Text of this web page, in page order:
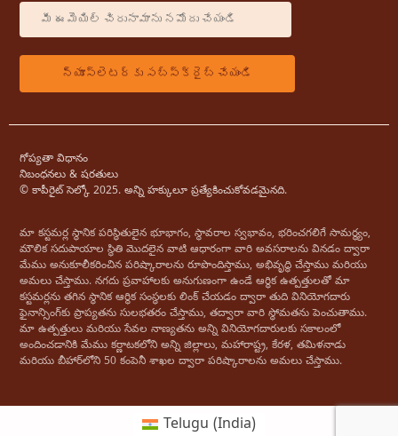
గోప్యతా విధానం
నిబంధనలు & షరతులు
© కాపీరైట్ సెల్కో 2025. అన్ని హక్కులూ ప్రత్యేకించుకోవడమైనది.
మా కస్టమర్ల స్థానిక పరిస్థితులైన భూభాగం, స్థావరాల స్వభావం, భరించగలిగే సామర్థ్యం, ​​
మౌలిక సదుపాయాల స్థితి మొదలైన వాటి ఆధారంగా వారి అవసరాలను వినడం ద్వారా
మేము అనుకూలీకరించిన పరిష్కారాలను రూపొందిస్తాము, అభివృద్ధి చేస్తాము మరియు
అమలు చేస్తాము. నగదు ప్రవాహాలకు అనుగుణంగా ఉండే ఆర్థిక ఉత్పత్తులతో మా
కస్టమర్లను తగిన స్థానిక ఆర్థిక సంస్థలకు లింక్ చేయడం ద్వారా తుది వినియోగదారు
ఫైనాన్సింగ్‌కు ప్రాప్యతను సులభతరం చేస్తాము, తద్వారా వారి స్థోమతను పెంచుతాము.
మా ఉత్పత్తులు మరియు సేవల నాణ్యతను అన్ని వినియోగదారులకు సకాలంలో
అందించడానికి మేము కర్ణాటకలోని అన్ని జిల్లాలు, మహారాష్ట్ర, కేరళ, తమిళనాడు
మరియు బీహార్‌లోని 50 కంపెనీ శాఖల ద్వారా పరిష్కారాలను అమలు చేస్తాము.
Telugu (India)